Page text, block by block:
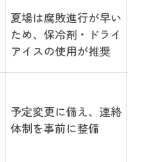
夏場は腐敗進行が早い
ため、保冷剤・ドライ
アイスの使用が推奨
予定変更に備え、連絡
体制を事前に整備